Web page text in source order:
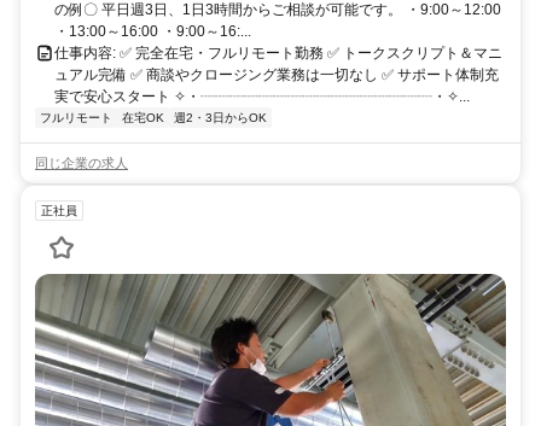
の例〇 平日週3日、1日3時間からご相談が可能です。 ・9:00～12:00
・13:00～16:00 ・9:00～16:...
仕事内容: ✅ 完全在宅・フルリモート勤務 ✅ トークスクリプト＆マニ
ュアル完備 ✅ 商談やクロージング業務は一切なし ✅ サポート体制充
実で安心スタート ✧・┈┈┈┈┈┈┈┈┈┈┈┈┈┈┈┈・✧...
フルリモート 在宅OK 週2・3日からOK
同じ企業の求人
正社員